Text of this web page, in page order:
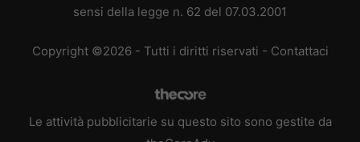
sensi della legge n. 62 del 07.03.2001
Copyright ©2026 - Tutti i diritti riservati - Contattaci
Le attività pubblicitarie su questo sito sono gestite da